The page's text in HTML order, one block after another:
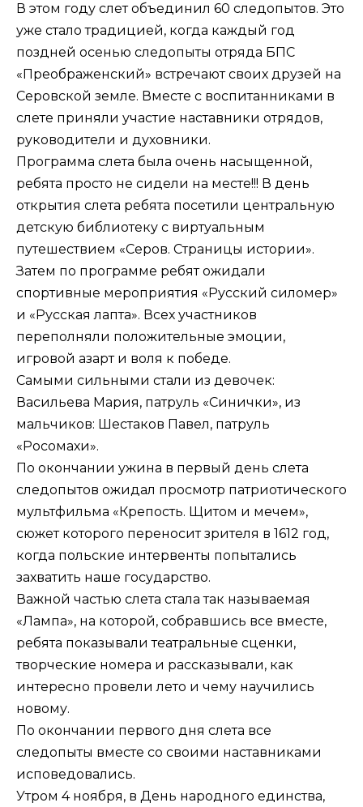
В этом году слет объединил 60 следопытов. Это
уже стало традицией, когда каждый год
поздней осенью следопыты отряда БПС
«Преображенский» встречают своих друзей на
Серовской земле. Вместе с воспитанниками в
слете приняли участие наставники отрядов,
руководители и духовники.
Программа слета была очень насыщенной,
ребята просто не сидели на месте!!! В день
открытия слета ребята посетили центральную
детскую библиотеку с виртуальным
путешествием «Серов. Страницы истории».
Затем по программе ребят ожидали
спортивные мероприятия «Русский силомер»
и «Русская лапта». Всех участников
переполняли положительные эмоции,
игровой азарт и воля к победе.
Самыми сильными стали из девочек:
Васильева Мария, патруль «Синички», из
мальчиков: Шестаков Павел, патруль
«Росомахи».
По окончании ужина в первый день слета
следопытов ожидал просмотр патриотического
мультфильма «Крепость. Щитом и мечем»,
сюжет которого переносит зрителя в 1612 год,
когда польские интервенты попытались
захватить наше государство.
Важной частью слета стала так называемая
«Лампа», на которой, собравшись все вместе,
ребята показывали театральные сценки,
творческие номера и рассказывали, как
интересно провели лето и чему научились
новому.
По окончании первого дня слета все
следопыты вместе со своими наставниками
исповедовались.
Утром 4 ноября, в День народного единства,